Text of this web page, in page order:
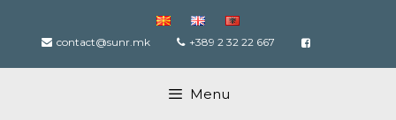
content contact@sunr.mk +389 2 32 22 667
Menu